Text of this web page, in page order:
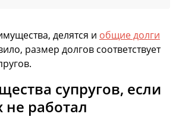
делятся и общие долги
размер долгов соответствует
супругов, если
не работал